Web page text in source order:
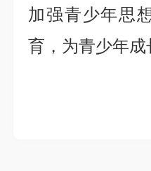
加强青少年思
育，为青少年成